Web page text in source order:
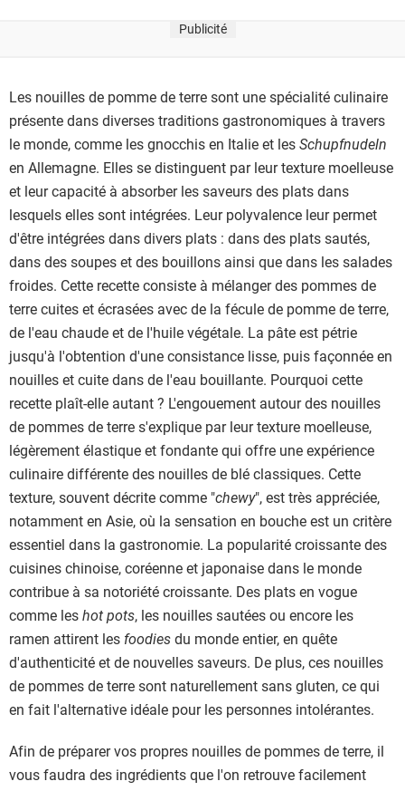
Publicité
Les nouilles de pomme de terre sont une spécialité culinaire
présente dans diverses traditions gastronomiques à travers
le monde, comme les gnocchis en Italie et lesSchupfnudeln
en Allemagne. Elles se distinguent par leur texture moelleuse
et leur capacité à absorber les saveurs des plats dans
lesquels elles sont intégrées. Leur polyvalence leur permet
d'être intégrées dans divers plats : dans des plats sautés,
dans des soupes et des bouillons ainsi que dans les salades
froides. Cette recette consiste à mélanger des pommes de
terre cuites et écrasées avec de la fécule de pomme de terre,
de l'eau chaude et de l'huile végétale. La pâte est pétrie
jusqu'à l'obtention d'une consistance lisse, puis façonnée en
nouilles et cuite dans de l'eau bouillante. Pourquoi cette
recette plaît-elle autant ? L'engouement autour des nouilles
de pommes de terre s'explique par leur texture moelleuse,
légèrement élastique et fondante qui offre une expérience
culinaire différente des nouilles de blé classiques. Cette
texture, souvent décrite comme "chewy", est très appréciée,
notamment en Asie, où la sensation en bouche est un critère
essentiel dans la gastronomie. La popularité croissante des
cuisines chinoise, coréenne et japonaise dans le monde
contribue à sa notoriété croissante. Des plats en vogue
comme leshot pots, les nouilles sautées ou encore les
ramen attirent les foodiesdu monde entier, en quête
d'authenticité et de nouvelles saveurs. De plus, ces nouilles
de pommes de terre sont naturellement sans gluten, ce qui
en fait l'alternative idéale pour les personnes intolérantes.
Afin de préparer vos propres nouilles de pommes de terre, il
vous faudra des ingrédients que l'on retrouve facilement